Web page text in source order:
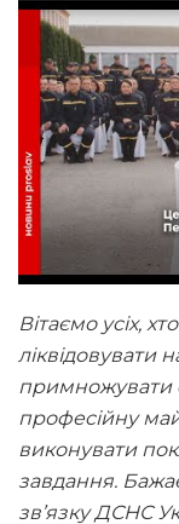
Вітаємо усіх,
ліквідовувати
примножувати
професійну
виконувати
завдання.
зв’язку ДСНС